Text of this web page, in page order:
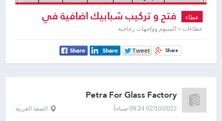
عطاء فتح و تركيب شبابيك اضافية في
مبنى الهيئة العامة للاذاعة و التلفزيون
عطاءات » المنيوم وواجهات زجاجية
Petra For Glass Factory
02/10/2022 09:24 صباحاً الضفة الغربية